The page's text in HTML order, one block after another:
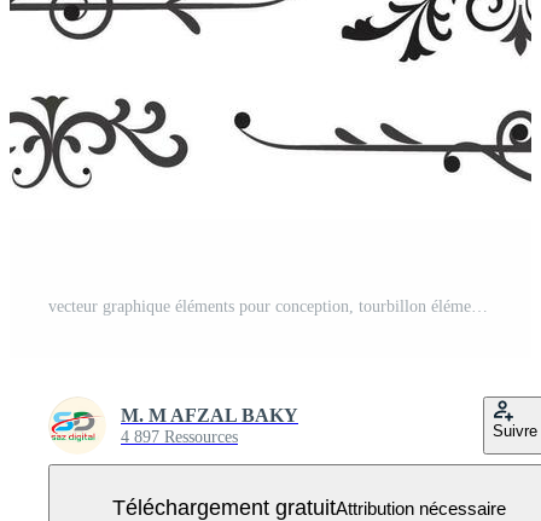
vecteur graphique éléments pour conception, tourbillon éléments décoratif illustration Vecteur Gratuit
M. M AFZAL BAKY
4 897 Ressources Suivre
Téléchargement gratuitAttribution nécessaire